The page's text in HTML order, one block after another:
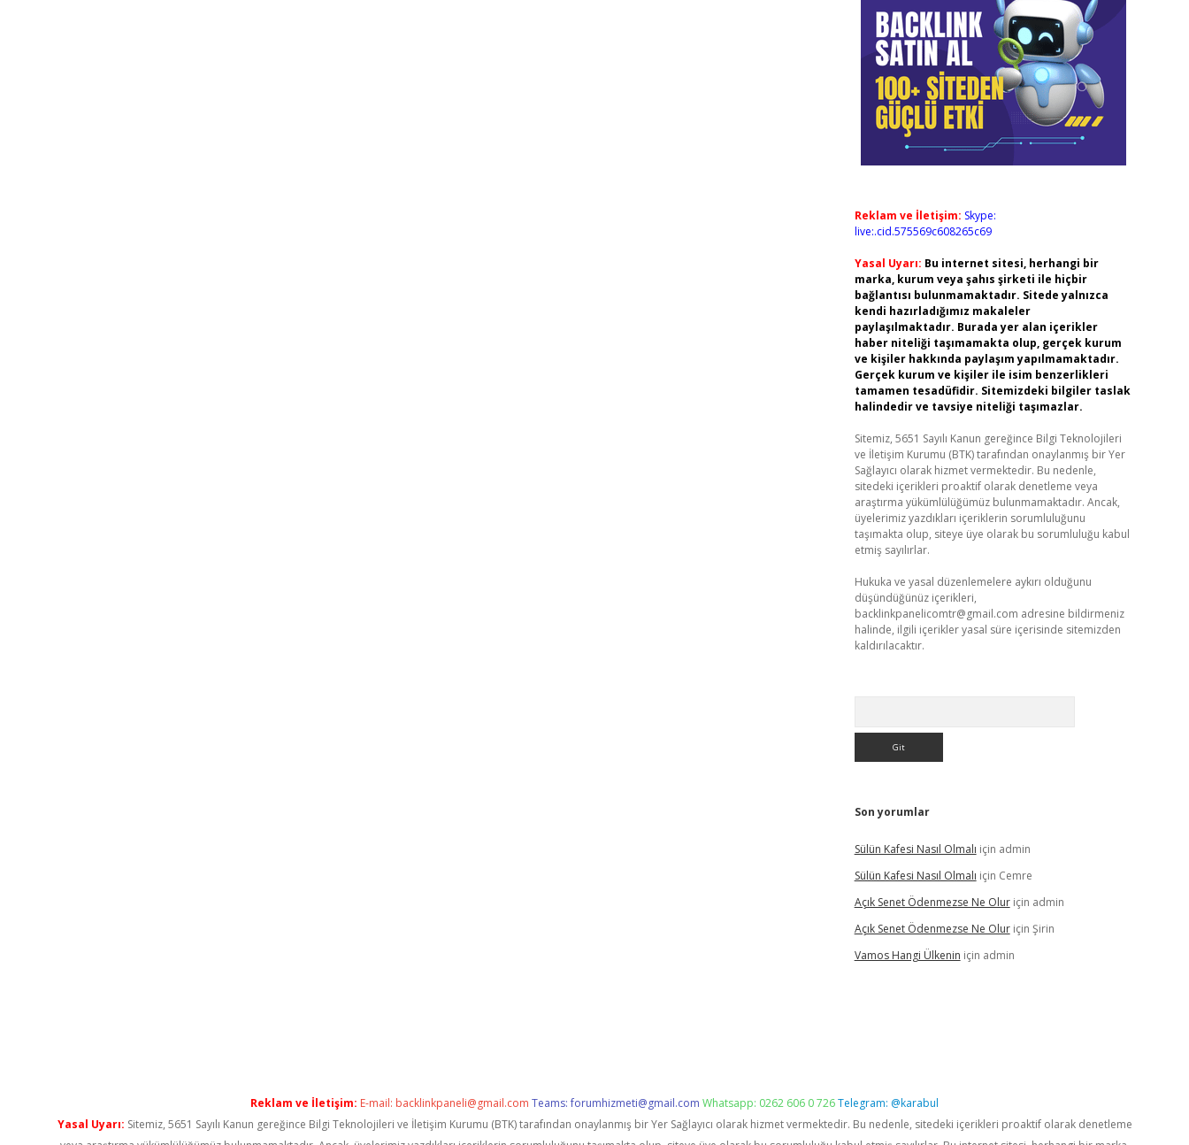
Reklam ve İletişim: Skype:
live:.cid.575569c608265c69
Yasal Uyarı: Bu internet sitesi, herhangi bir
marka, kurum veya şahıs şirketi ile hiçbir
bağlantısı bulunmamaktadır. Sitede yalnızca
kendi hazırladığımız makaleler
paylaşılmaktadır. Burada yer alan içerikler
haber niteliği taşımamakta olup, gerçek kurum
ve kişiler hakkında paylaşım yapılmamaktadır.
Gerçek kurum ve kişiler ile isim benzerlikleri
tamamen tesadüfidir. Sitemizdeki bilgiler taslak
halindedir ve tavsiye niteliği taşımazlar.
Sitemiz, 5651 Sayılı Kanun gereğince Bilgi Teknolojileri
ve İletişim Kurumu (BTK) tarafından onaylanmış bir Yer
Sağlayıcı olarak hizmet vermektedir. Bu nedenle,
sitedeki içerikleri proaktif olarak denetleme veya
araştırma yükümlülüğümüz bulunmamaktadır. Ancak,
üyelerimiz yazdıkları içeriklerin sorumluluğunu
taşımakta olup, siteye üye olarak bu sorumluluğu kabul
etmiş sayılırlar.
Hukuka ve yasal düzenlemelere aykırı olduğunu
düşündüğünüz içerikleri,
backlinkpanelicomtr@gmail.com adresine bildirmeniz
halinde, ilgili içerikler yasal süre içerisinde sitemizden
kaldırılacaktır.
Son yorumlar
Sülün Kafesi Nasıl Olmalı için admin
Sülün Kafesi Nasıl Olmalı için Cemre
Açık Senet Ödenmezse Ne Oluriçin admin
Açık Senet Ödenmezse Ne Oluriçin Şirin
Vamos Hangi Ülkenin için admin
Reklam ve İletişim: E-mail: backlinkpaneli@gmail.com Teams:forumhizmeti@gmail.com Whatsapp: 0262 606 0 726Telegram: @karabul
Yasal Uyarı: Sitemiz, 5651 Sayılı Kanun gereğince Bilgi Teknolojileri ve İletişim Kurumu (BTK) tarafından onaylanmış bir Yer Sağlayıcı olarak hizmet vermektedir. Bu nedenle, sitedeki içerikleri proaktif olarak denetleme